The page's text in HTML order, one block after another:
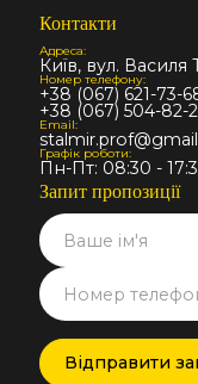
Контакти
Адреса:
Київ, вул.
Номер телефону:
+38 (067) 621-73-
+38 (067) 504-82-
Email:
Графік роботи:
Пн-Пт: 08:30 -
Запит пропозиції